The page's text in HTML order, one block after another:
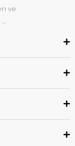
ve